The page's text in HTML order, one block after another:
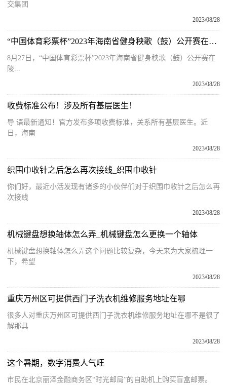
交集团
2023/08/28
“中国体育彩票杯”2023年海南省健身秧歌（鼓）公开赛在陵水开赛
8月27日，“中国体育彩票杯”2023年海南省健身秧歌（鼓）公开赛在
陵...
2023/08/28
收费标准公布！涉及所有基层医生！
导 语最新通知！官方发布多项收费标准，关系所有基层医生。近
日，海南
2023/08/28
织围巾收针之后怎么再次接线_织围巾收针
你们好，最近小活发现有诸多的小伙伴们对于织围巾收针之后怎么再
次接线
2023/08/28
机械键盘想换轴体怎么弄_机械键盘怎么更换一个轴体
机械键盘想换轴体怎么弄这个问题比较复杂，今天来为大家梳理一
下，希望
2023/08/28
重庆万州区可提供西门子洗衣机维修服务地址在哪
很多人对重庆万州区可提供西门子洗衣机维修服务地址在哪不是很了
解那具
2023/08/28
这个暑期，数字消费人气旺
市民在北京丽泽金融商务区“时光邮局”的自助机上购买盲盒邮票。